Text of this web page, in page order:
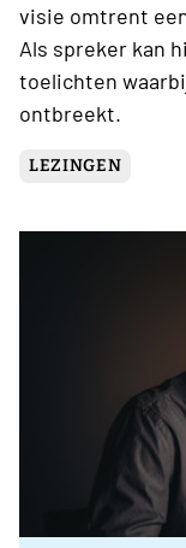
visie omtrent
Als spreker kan
toelichten
ontbreekt.
LEZINGEN